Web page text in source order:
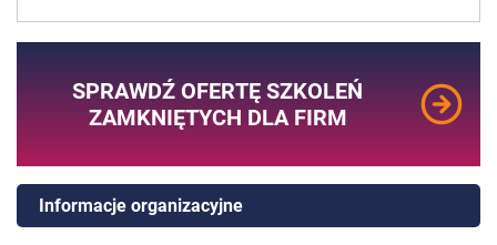
SPRAWDŹ OFERTĘ SZKOLEŃ
ZAMKNIĘTYCH DLA FIRM
Informacje organizacyjne